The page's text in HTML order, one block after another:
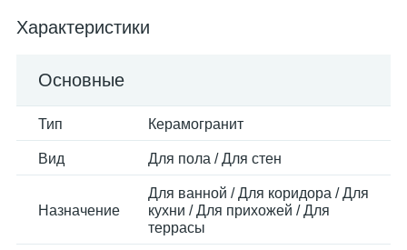
Характеристики
Основные
Тип Керамогранит
Вид Для пола / Для стен
Назначение
Для ванной / Для коридора / Для
кухни / Для прихожей / Для
террасы